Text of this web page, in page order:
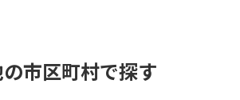
市区町村で探す